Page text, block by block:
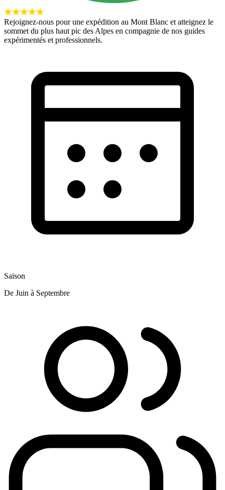
Rejoignez-nous pour une expédition au Mont Blanc et atteignez le
sommet du plus haut pic des Alpes en compagnie de nos guides
expérimentés et professionnels.
Saison
De Juin à Septembre